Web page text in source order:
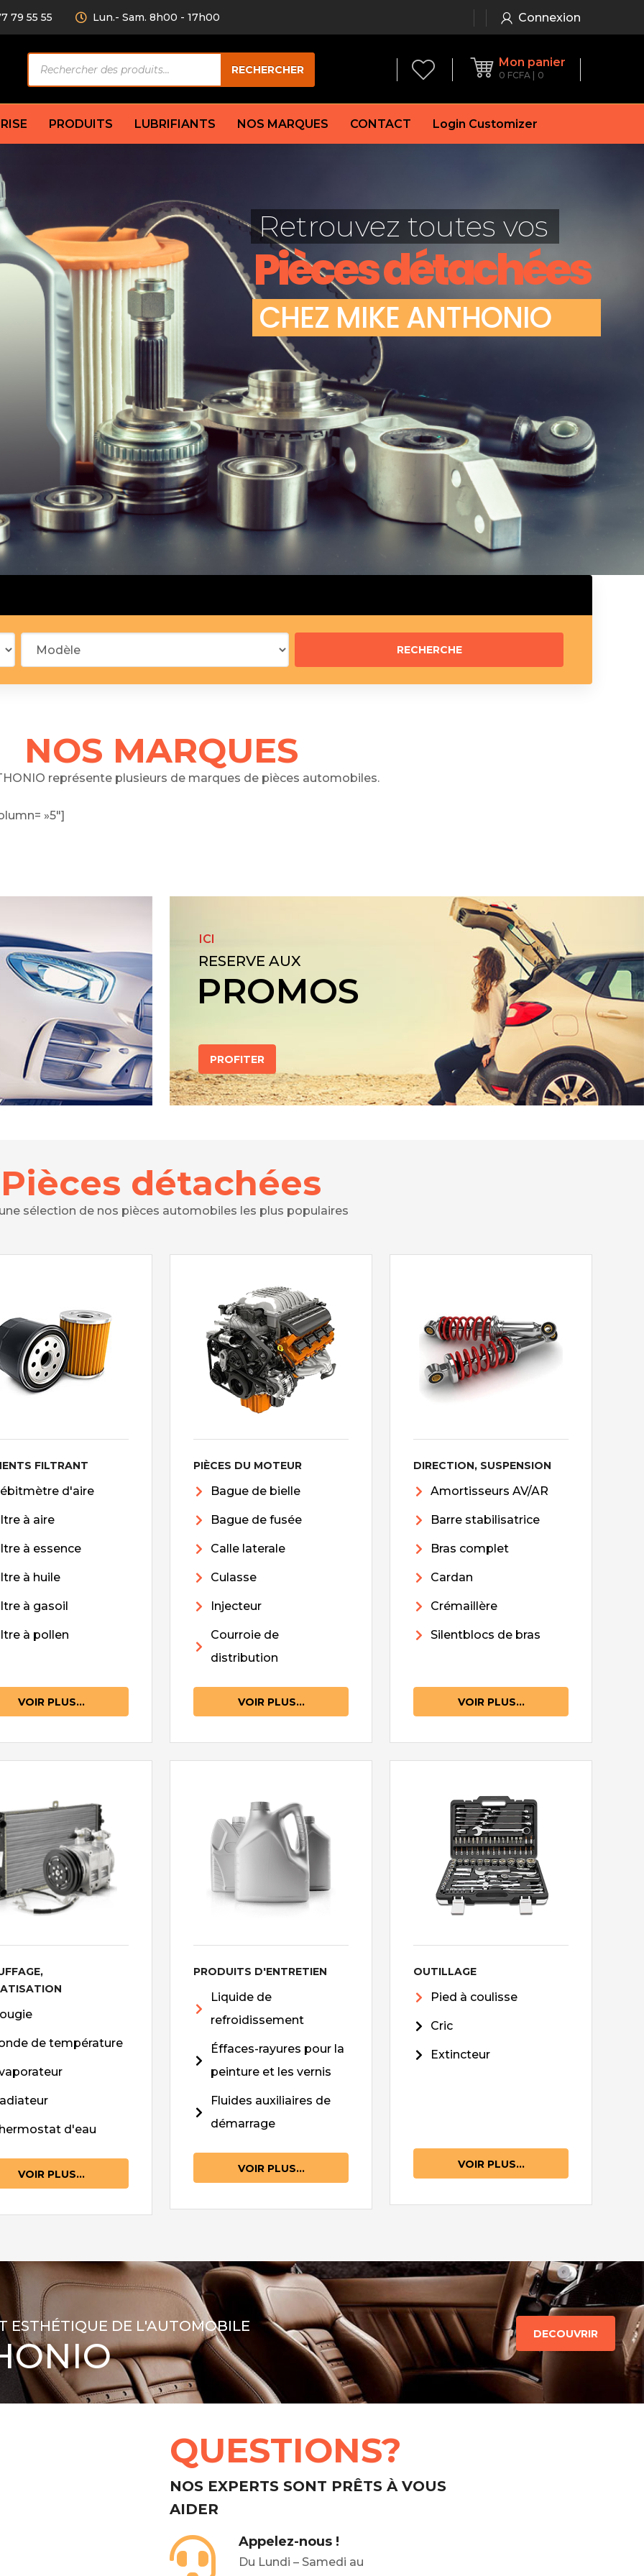
79 55 55 Lun.- Sam. 8h00 - 17h00 Connexion
de
produits
RECHERCHER
Mon panier
0 FCFA 0
AV/AR
amortisseur
Compresseur
Condenseur
Électrovanne
Évaporateur
Mano
Thermostat d’eau
Sonde de température
Garniture
Flexible de frein
Huile de frein
Mâchoires de frein
Jeu de plaquettes de frein
Démarreur
Feu arrière
principal
fusée
distribution
Débitmètre d’aire
Filtre à aire
Filtre à essence
Filtre à huile
Filtre à gasoil
Silencieux arrière
Silencieux central
Butée élastique de silencieux
Raccord de tuyau d’échappement
PRODUITS LUBRIFIANTS NOS MARQUES CONTACT Login Customizer
Pièces détachées
CHEZ MIKEANTHONIO
Retrouvez toutes vos
NOS MARQUES
représente plusieurs de marques de pièces automobiles.
»5″]
ICI
RESERVE AUX
PROMOS
PROFITER
Pièces détachées
sélection de nos pièces automobiles les plus populaires
FILTRANT
d'aire
à aire
à essence
à huile
à gasoil
à pollen
VOIR PLUS...
PIÈCES DU MOTEUR
Bague de bielle
Bague de fusée
Calle laterale
Culasse
Injecteur
Courroie de
distribution
VOIR PLUS...
DIRECTION, SUSPENSION
Amortisseurs AV/AR
Barre stabilisatrice
Bras complet
Cardan
Crémaillère
Silentblocs de bras
VOIR PLUS...
de température
d'eau
VOIR PLUS...
PRODUITS D'ENTRETIEN
Liquide de
refroidissement
Éffaces-rayures pour la
peinture et les vernis
Fluides auxiliaires de
démarrage
VOIR PLUS...
OUTILLAGE
Pied à coulisse
Cric
Extincteur
VOIR PLUS...
ESTHÉTIQUE DE L'AUTOMOBILE DECOUVRIR
QUESTIONS?
NOS EXPERTS SONT PRÊTS À VOUS
AIDER
Appelez-nous !
Du Lundi – Samedi au